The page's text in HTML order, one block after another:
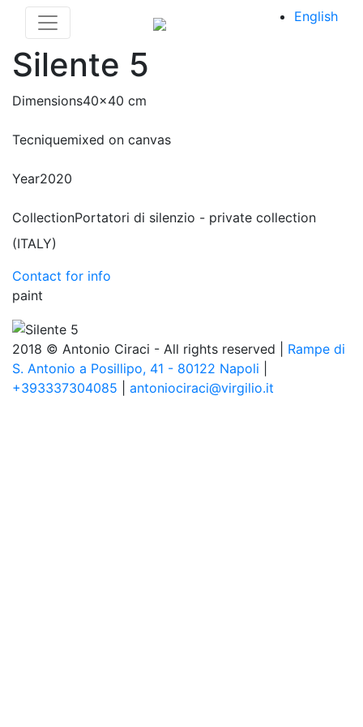
English
Silente 5
Dimensions40x40 cm
Tecniquemixed on canvas
Year2020
CollectionPortatori di silenzio - private collection
(ITALY)
Contact for info
paint
2018 © Antonio Ciraci - All rights reserved | Rampe di
S. Antonio a Posillipo, 41 - 80122 Napoli
+393337304085
antoniociraci@virgilio.it